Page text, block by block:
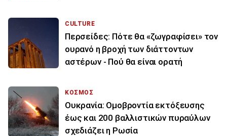
CULTURE
Περσείδες: Πότε θα «ζωγραφίσει» τον
ουρανό η βροχή των διάττοντων
αστέρων - Πού θα είναι ορατή
ΚΟΣΜΟΣ
Ουκρανία: Ομοβροντία εκτόξευσης
έως και 200 βαλλιστικών πυραύλων
σχεδιάζει η Ρωσία